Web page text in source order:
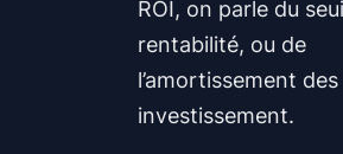
ROI, on parle du
rentabilité, ou de
l’amortissement des
investissement.